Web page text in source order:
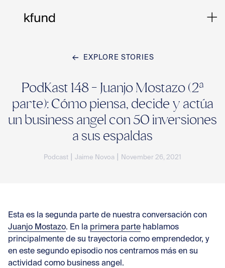
EXPLORE STORIES
PodKast 148 - Juanjo Mostazo (2ª
parte): Cómo piensa, decide y actúa
un business angel con 50 inversiones
a sus espaldas
Podcast Jaime Novoa November 26, 2021
Esta es la segunda parte de nuestra conversación con
Juanjo Mostazo. En la primera parte hablamos
principalmente de su trayectoria como emprendedor, y
en este segundo episodio nos centramos más en su
actividad como business angel.